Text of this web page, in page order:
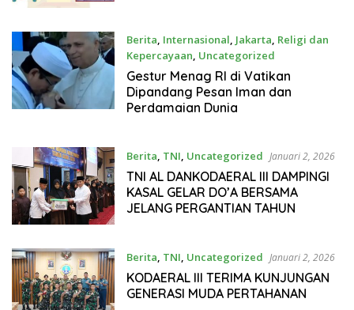
Berita, Internasional, Jakarta, Religi dan
Kepercayaan, Uncategorized
Januari 4, 2026
Gestur Menag RI di Vatikan
Dipandang Pesan Iman dan
Perdamaian Dunia
Berita, TNI, Uncategorized Januari 2, 2026
TNI AL DANKODAERAL III DAMPINGI
KASAL GELAR DO’A BERSAMA
JELANG PERGANTIAN TAHUN
Berita, TNI, Uncategorized Januari 2, 2026
KODAERAL III TERIMA KUNJUNGAN
GENERASI MUDA PERTAHANAN